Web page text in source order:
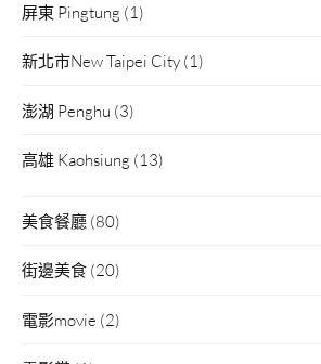
屏東 Pingtung (1)
新北市New Taipei City (1)
澎湖 Penghu (3)
高雄 Kaohsiung (13)
美食餐廳 (80)
街邊美食 (20)
電影movie (2)